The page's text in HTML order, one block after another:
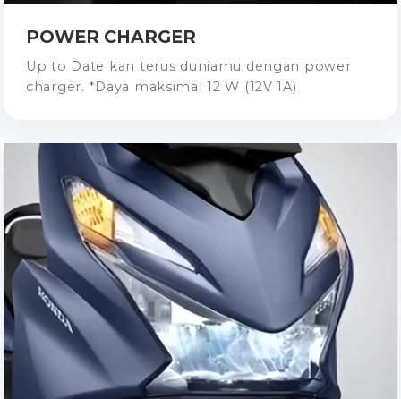
POWER CHARGER
Up to Date kan terus duniamu dengan power
charger. *Daya maksimal 12 W (12V 1A)